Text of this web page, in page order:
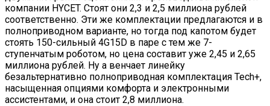
компании HYCET. Стоят они 2,3 и 2,5 миллиона рублей
соответственно. Эти же комплектации предлагаются и в
полноприводном варианте, но тогда под капотом будет
стоять 150-сильный 4G15D в паре с тем же 7-
ступенчатым роботом, но цена составит уже 2,45 и 2,65
миллиона рублей. Ну а венчает линейку
безальтернативно полноприводная комплектация Tech+,
насыщенная опциями комфорта и электронными
ассистентами, и она стоит 2,8 миллиона.